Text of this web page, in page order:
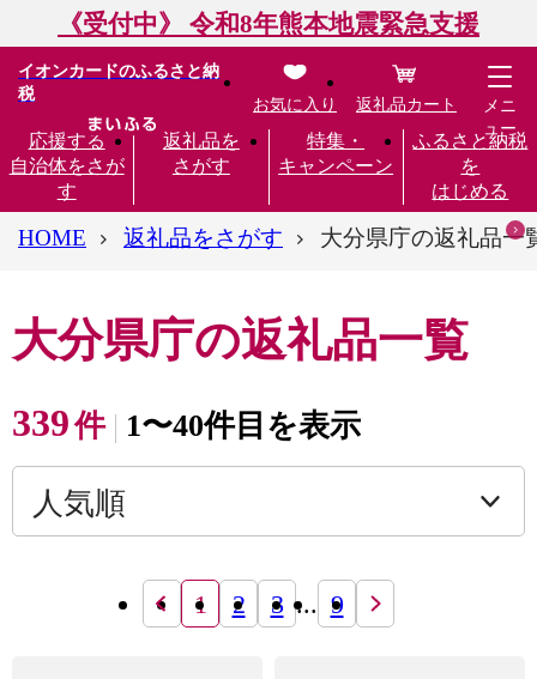
《受付中》 令和8年熊本地震緊急支援
イオンカードのふるさと納
税
応援する
自治体をさが
す
返礼品を
さがす
特集・
キャンペーン
ふるさと納税
を
はじめる
お気に入り 返礼品カート
メニ
ュー
HOME 返礼品をさがす 大分県庁の返礼品一
大分県庁の返礼品一覧
339件 1〜40件目を表示
1 2 3 ... 9